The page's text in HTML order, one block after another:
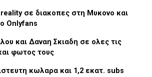
reality σε διακοπες στη Μυκονο και
Onlyfans
και Δαναη Σκιαδη σε ολες τις
φωτος τους
κωλαρα και 1,2 εκατ. subs